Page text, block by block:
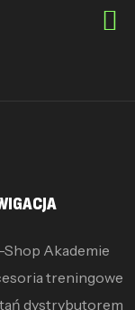
Shop Akademie
treningowe
dystrybutorem